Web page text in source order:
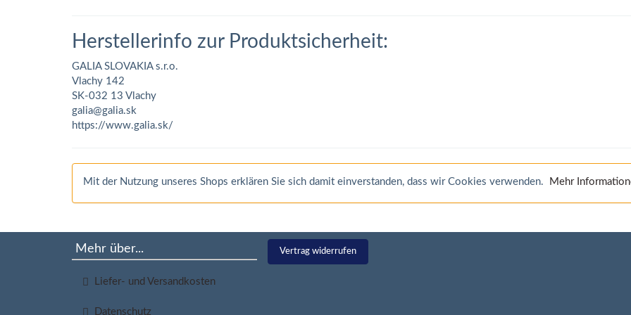
Herstellerinfo zur Produktsicherheit:
GALIA SLOVAKIA s.r.o.
Vlachy 142
SK-032 13 Vlachy
galia@galia.sk
https://www.galia.sk/
Mit der Nutzung unseres Shops erklären Sie sich damit einverstanden, dass wir Cookies verwenden. Mehr
Mehr über...
Liefer- und Versandkosten
Datenschutz
Vertrag widerrufen